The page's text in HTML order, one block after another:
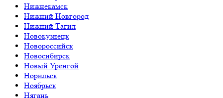
Нижнекамск
Нижний Новгород
Нижний Тагил
Новокузнецк
Новороссийск
Новосибирск
Новый Уренгой
Норильск
Ноябрьск
Нягань